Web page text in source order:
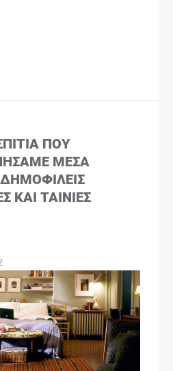
ΠΟΥ
ΜΈΣΑ
ΚΑΙ ΤΑΙΝΊΕΣ